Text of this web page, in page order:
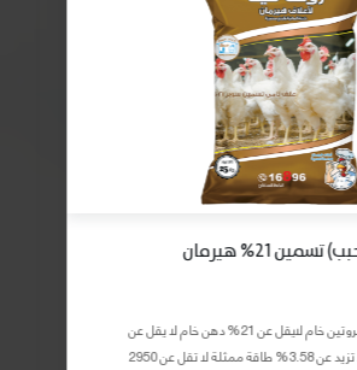
21% هيرمان
التحليل الكيميائي : بروتين خام لايقل عن 21% دهن خام لا يقل عن
4.52% الياف خام لا تزيد عن 3.58% طاقة ممثلة لا تقل عن 2950